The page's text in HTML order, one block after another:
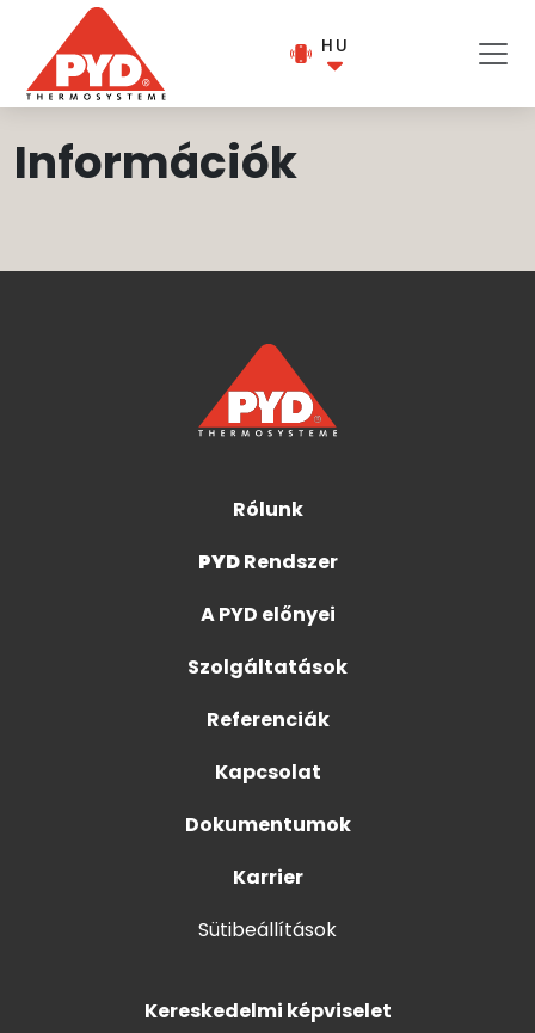
HU
Információk
Rólunk
PYDRendszer
A PYD előnyei
Szolgáltatások
Referenciák
Kapcsolat
Dokumentumok
Karrier
Sütibeállítások
Kereskedelmi képviselet